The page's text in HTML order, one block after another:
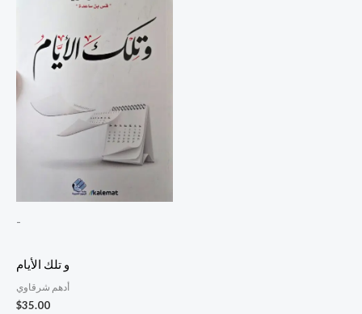
-
و تلك الأيام
أدهم شرقاوي
$35.00